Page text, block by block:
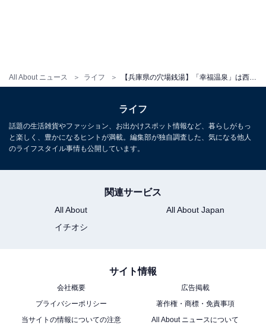
All About ニュース ライフ
ライフ
話題の生活雑貨やファッション、お出かけスポット情報など、暮らしがもっ
と楽しく、豊かになるヒントが満載。編集部が独自調査した、気になる他人
のライフスタイル事情も公開しています。
関連サービス
All About
All About Japan
イチオシ
サイト情報
会社概要
広告掲載
プライバシーポリシー
著作権・商標・免責事項
当サイトの情報についての注意
All About ニュースについて